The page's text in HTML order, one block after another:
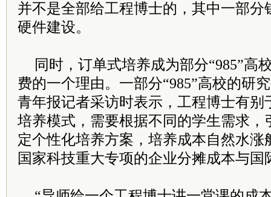
并不是全部给工程博士的，其中一部分
硬件建设。
同时，订单式培养成为部分“985”高
费的一个理由。一部分“985”高校的研
青年报记者采访时表示，工程博士有别
培养模式，需要根据不同的学生需求，
定个性化培养方案，培养成本自然水涨
国家科技重大专项的企业分摊成本与国